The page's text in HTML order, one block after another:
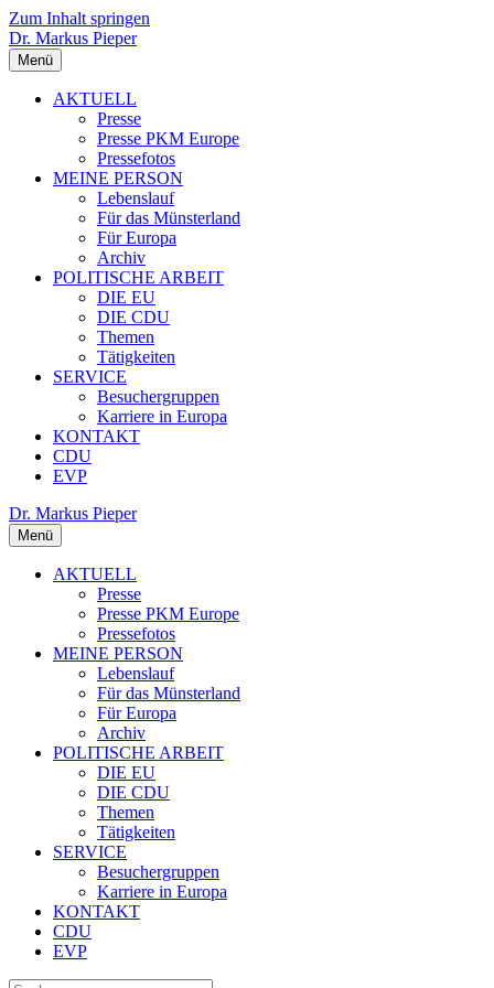
Zum Inhalt springen
Dr. Markus Pieper
Menü
AKTUELL
Presse
Presse PKM Europe
Pressefotos
MEINE PERSON
Lebenslauf
Für das Münsterland
Für Europa
Archiv
POLITISCHE ARBEIT
DIE EU
DIE CDU
Themen
Tätigkeiten
SERVICE
Besuchergruppen
Karriere in Europa
KONTAKT
CDU
EVP
Dr. Markus Pieper
Menü
AKTUELL
Presse
Presse PKM Europe
Pressefotos
MEINE PERSON
Lebenslauf
Für das Münsterland
Für Europa
Archiv
POLITISCHE ARBEIT
DIE EU
DIE CDU
Themen
Tätigkeiten
SERVICE
Besuchergruppen
Karriere in Europa
KONTAKT
CDU
EVP